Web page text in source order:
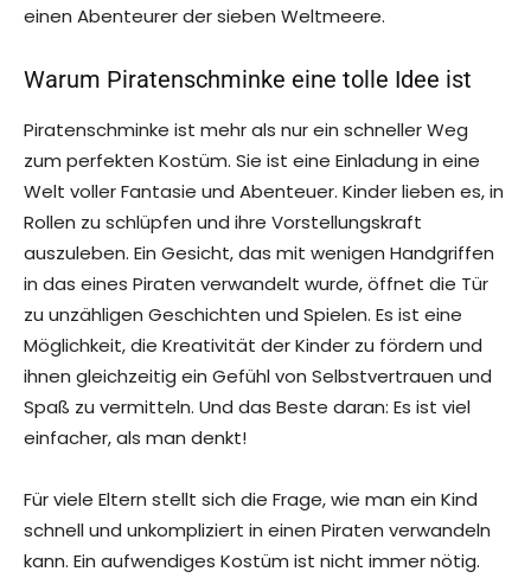
einen Abenteurer der sieben Weltmeere.
Warum Piratenschminke eine tolle Idee ist
Piratenschminke ist mehr als nur ein schneller Weg
zum perfekten Kostüm. Sie ist eine Einladung in eine
Welt voller Fantasie und Abenteuer. Kinder lieben es, in
Rollen zu schlüpfen und ihre Vorstellungskraft
auszuleben. Ein Gesicht, das mit wenigen Handgriffen
in das eines Piraten verwandelt wurde, öffnet die Tür
zu unzähligen Geschichten und Spielen. Es ist eine
Möglichkeit, die Kreativität der Kinder zu fördern und
ihnen gleichzeitig ein Gefühl von Selbstvertrauen und
Spaß zu vermitteln. Und das Beste daran: Es ist viel
einfacher, als man denkt!
Für viele Eltern stellt sich die Frage, wie man ein Kind
schnell und unkompliziert in einen Piraten verwandeln
kann. Ein aufwendiges Kostüm ist nicht immer nötig.